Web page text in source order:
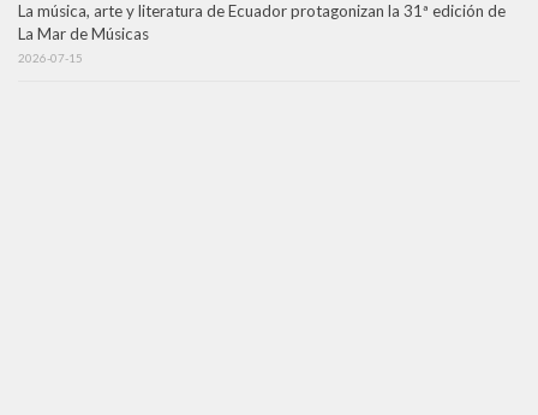
La música, arte y literatura de Ecuador protagonizan la 31ª edición de
La Mar de Músicas
2026-07-15